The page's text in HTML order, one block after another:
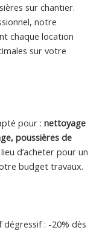
sur chantier.
notre
chaque location
sur votre
pour : nettoyage
poussières de
d’acheter pour un
budget travaux.
: -20% dès